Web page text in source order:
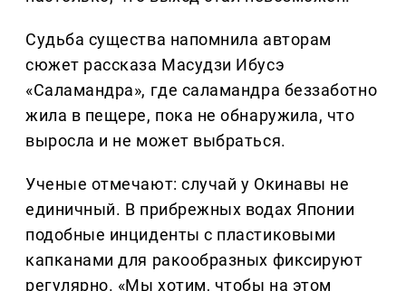
Судьба существа напомнила авторам
сюжет рассказа Масудзи Ибусэ
«Саламандра», где саламандра беззаботно
жила в пещере, пока не обнаружила, что
выросла и не может выбраться.
Ученые отмечают: случай у Окинавы не
единичный. В прибрежных водах Японии
подобные инциденты с пластиковыми
капканами для ракообразных фиксируют
регулярно. «Мы хотим, чтобы на этом